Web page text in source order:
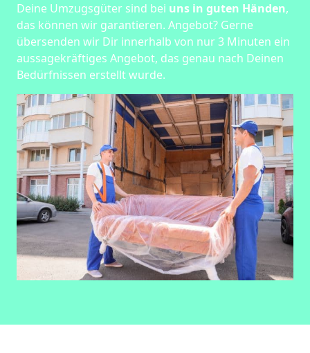
Deine Umzugsgüter sind bei uns in guten Händen,
das können wir garantieren. Angebot? Gerne
übersenden wir Dir innerhalb von nur 3 Minuten ein
aussagekräftiges Angebot, das genau nach Deinen
Bedürfnissen erstellt wurde.